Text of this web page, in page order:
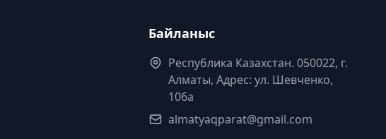
Байланыс
Республика Казахстан. 050022, г.
Алматы, Адрес: ул. Шевченко,
106а
almatyaqparat@gmail.com